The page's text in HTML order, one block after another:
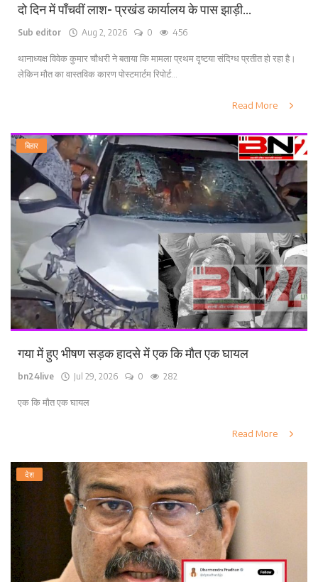
दो दिन में पाँचवीं लाश- प्रखंड कार्यालय के पास झाड़ी...
Sub editor Aug 2, 2026 0 456
थानाध्यक्ष विवेक कुमार चौधरी ने बताया कि मामला प्रथम दृष्टया संदिग्ध प्रतीत हो रहा है।
लेकिन मौत का वास्तविक कारण पोस्टमार्टम रिपोर्ट...
Read More
बिहार
गया में हुए भीषण सड़क हादसे में एक कि मौत एक घायल
bn24live Jul 29, 2026 0 282
एक कि मौत एक घायल
Read More
देश